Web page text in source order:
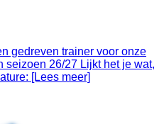
gedreven trainer voor onze
seizoen 26/27 Lijkt het je wat,
[Lees meer]